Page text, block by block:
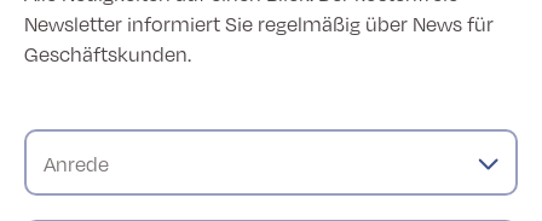
Newsletter informiert Sie regelmäßig über News für
Geschäftskunden.
Anrede